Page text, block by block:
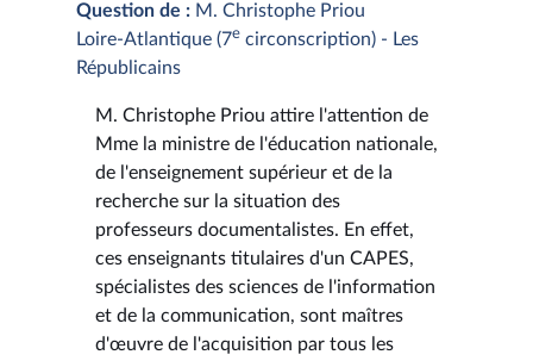
Question de : M. Christophe Priou
Loire-Atlantique (7e circonscription) - Les
Républicains
M. Christophe Priou attire l'attention de
Mme la ministre de l'éducation nationale,
de l'enseignement supérieur et de la
recherche sur la situation des
professeurs documentalistes. En effet,
ces enseignants titulaires d'un CAPES,
spécialistes des sciences de l'information
et de la communication, sont maîtres
d'œuvre de l'acquisition par tous les